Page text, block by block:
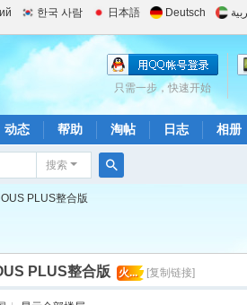
한국 사람 日本語 Deutsch
只需一步，快速开始
动态 帮助 淘帖 日志 相册
搜索
PLUS整合版
PLUS整合版 火... [复制链接]